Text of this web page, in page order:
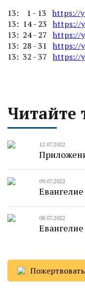
13: 1 - 13https://
13: 14 - 23https://
13: 24 - 27https://
13: 28 - 31https://
13: 32 - 37https://
Читайте
12.07.2022
09.07.2022
Евангелие
08.07.2022
Евангелие
Пожертвовать